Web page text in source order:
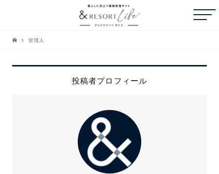
管理人
投稿者プロフィール